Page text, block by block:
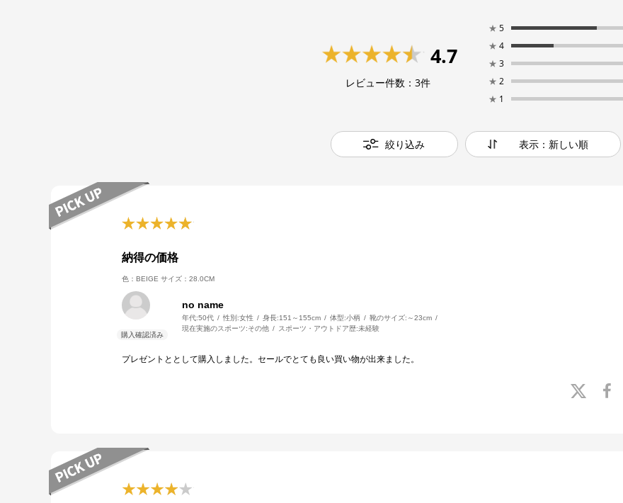
4.7
レビュー件数：3件
★ 5
★ 4
★ 3
★ 2
★ 1
絞り込み 表示：新しい順
納得の価格
色：BEIGE サイズ：28.0CM
no name
年代:50代 性別:女性 身長:151～155cm 体型:小柄 靴のサイズ: ～23cm
現在実施のスポーツ:その他 スポーツ・アウトドア歴:未経験
プレゼントととして購入しました。セールでとても良い買い物が出来ました。